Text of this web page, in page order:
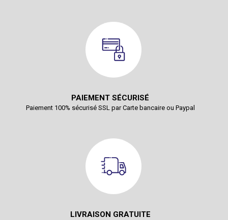
PAIEMENT SÉCURISÉ
Paiement 100% sécurisé SSL par Carte bancaire ou Paypal
LIVRAISON GRATUITE